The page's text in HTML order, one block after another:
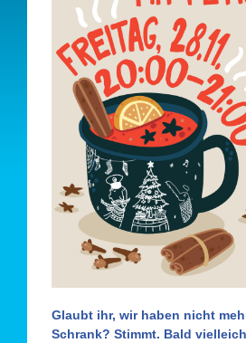
Glaubt ihr, wir haben nicht
Schrank? Stimmt. Bald